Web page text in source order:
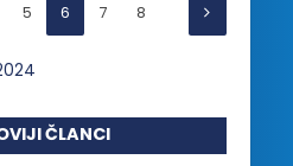
5 6 7 8
ČLANCI